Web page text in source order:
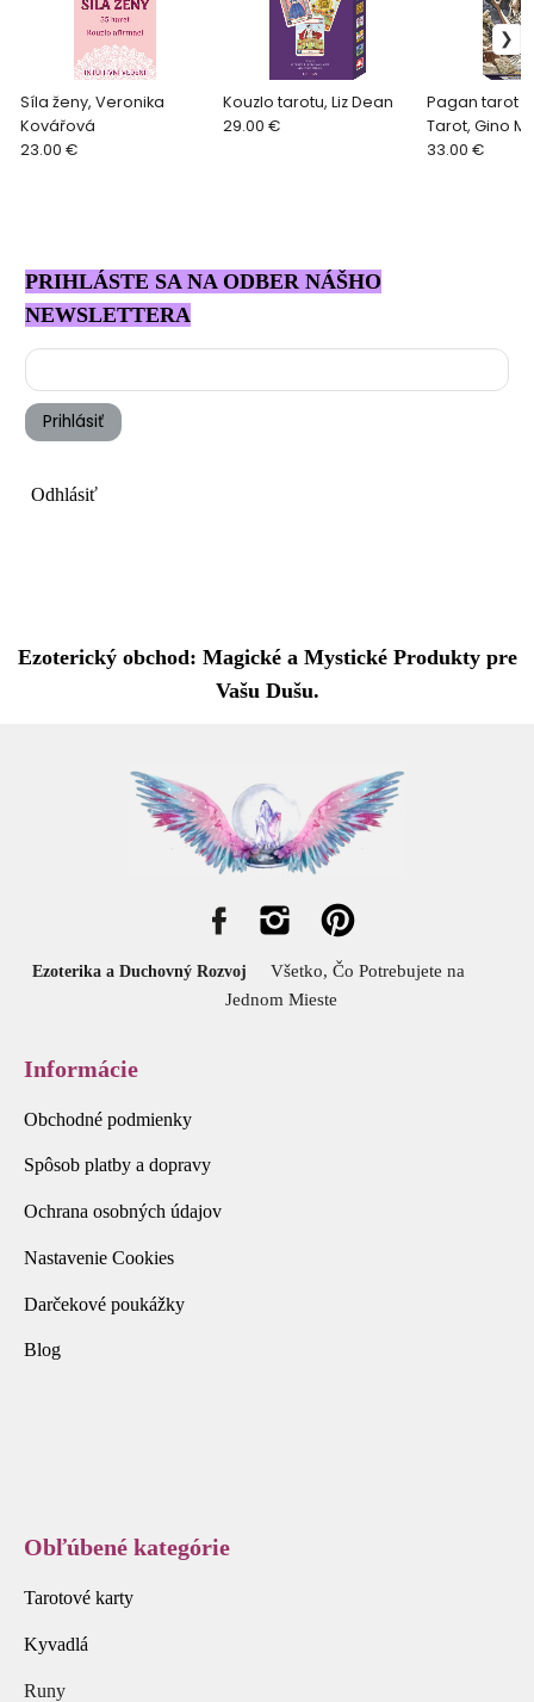
Síla ženy, Veronika
Kovářová
23.00 €
Kouzlo tarotu, Liz Dean
29.00 €
Pagan tarot -
Tarot, Gino
33.00 €
PRIHLÁSTE SA NA ODBER NÁŠHO
NEWSLETTERA
Prihlásiť
Odhlásiť
Ezoterický obchod: Magické a Mystické Produkty pre
Vašu Dušu.
Ezoterika a Duchovný Rozvoj
Všetko, Čo Potrebujete na
Jednom Mieste
Informácie
Obchodné podmienky
Spôsob platby a dopravy
Ochrana osobných údajov
Nastavenie Cookies
Darčekové poukážky
Blog
Obľúbené kategórie
Tarotové karty
Kyvadlá
Runy